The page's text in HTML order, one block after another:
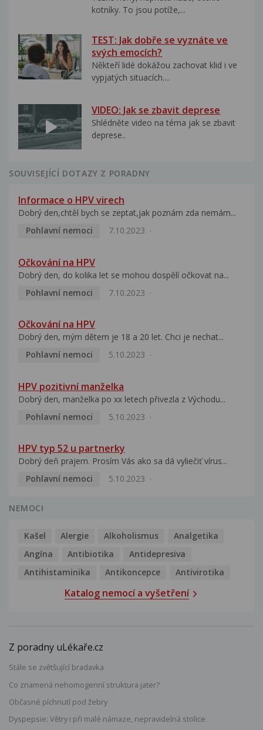
kotníky. To jsou potíže,...
TEST: Jak dobře se vyznáte ve
svých emocích?
Někteří lidé dokážou zachovat klid i ve
vypjatých situacích....
VIDEO: Jak se zbavit deprese
Shlédněte video na téma jak se zbavit
deprese..
SOUVISEJÍCÍ DOTAZY Z PORADNY
Informace o HPV virech
Dobrý den,chtěl bych se zeptat,jak poznám zda nemám...
Pohlavní nemoci
7.10.2023
Očkování na HPV
Dobrý den, do kolika let se mohou dospělí očkovat na...
Pohlavní nemoci
7.10.2023
Očkování na HPV
Dobrý den, mým dětem je 18 a 20 let. Chci je nechat...
Pohlavní nemoci
5.10.2023
HPV pozitivní manželka
Dobrý den, manželka po xx letech přivezla z Východu...
Pohlavní nemoci
5.10.2023
HPV typ 52 u partnerky
Dobrý deň prajem. Prosím Vás ako sa dá vyliečiť vírus...
Pohlavní nemoci
5.10.2023
NEMOCI
Kašel Alergie Alkoholismus
Analgetika
Angína
Antibiotika
Antidepresiva
Antihistaminika
Antikoncepce Antivirotika
Katalog nemocí a vyšetření
Z poradny uLékaře.cz
Stále se zvětšující bradavka
Co znamená nehomogenní struktura jater?
Občasné píchnutí pod žebry
Dyspepsie: Větry i při malé námaze, nepravidelná stolice